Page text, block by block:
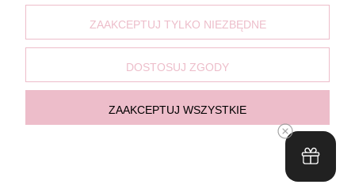
ZAAKCEPTUJ TYLKO NIEZBĘDNE
DOSTOSUJ ZGODY
ZAAKCEPTUJ WSZYSTKIE